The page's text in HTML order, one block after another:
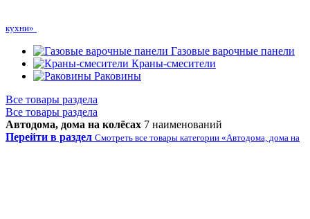
кухни»
Газовые варочные панели
Краны-смесители
Раковины
Все товары раздела
Все товары раздела
Автодома, дома на колёсах 7 наименований
Перейти в раздел Смотреть все товары категории «Автодома, дома на